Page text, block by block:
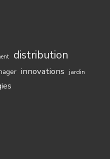
distribution
innovations jardin